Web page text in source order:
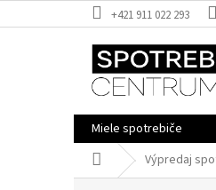
na
+421 911 022 293
Miele spotrebiče
DomovVýpredaj